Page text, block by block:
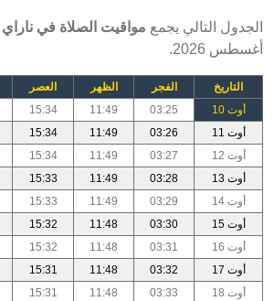
الجدول التالي يجمع مواقيت الصلاة في ناراي
أغسطس 2026.
التاريخ الفجر الظهر العصر
أوت 10
03:25
11:49
15:34
أوت 11
03:26
11:49
15:34
أوت 12
03:27
11:49
15:34
أوت 13
03:28
11:49
15:33
أوت 14
03:29
11:49
15:33
أوت 15
03:30
11:48
15:32
أوت 16
03:31
11:48
15:32
أوت 17
03:32
11:48
15:31
أوت 18
03:33
11:48
15:31